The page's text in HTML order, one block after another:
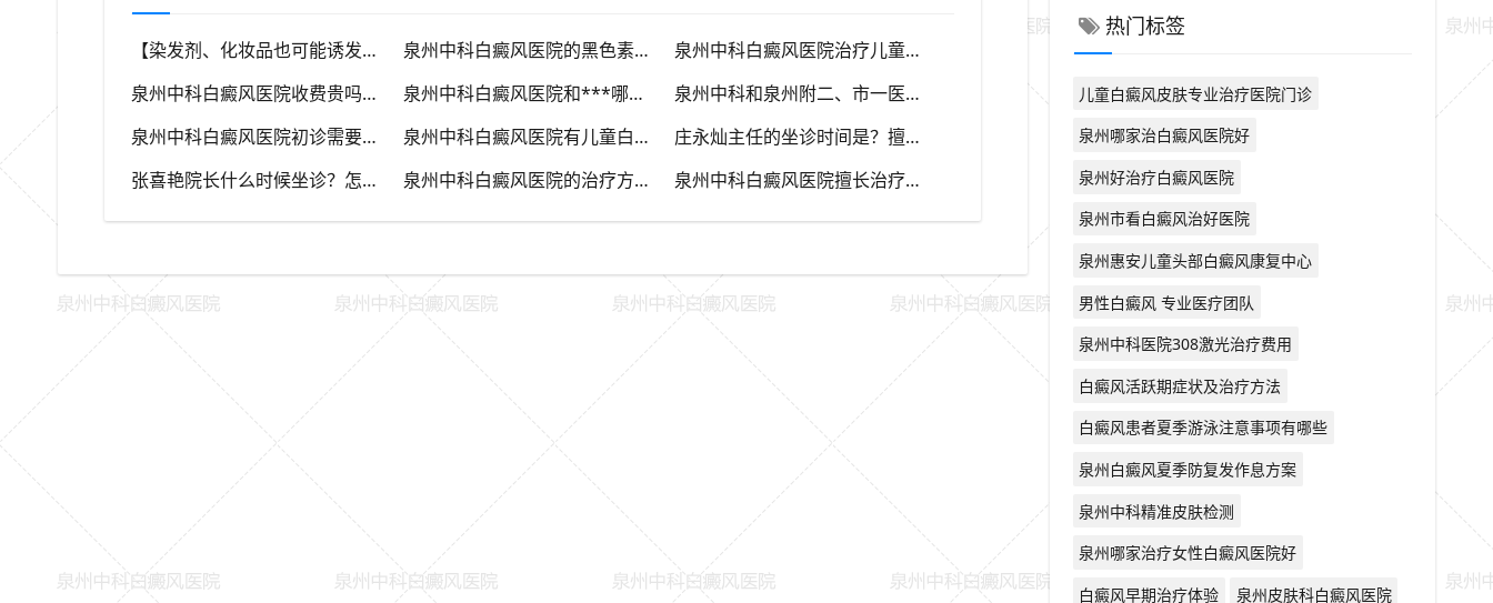
【染发剂、化妆品也可能诱发白癜风】泉州中科提醒关注化学物质风险 泉州中科白癜风医院的黑色素移植技术怎么样？
泉州中科白癜风医院治疗儿童白癜风靠谱吗？
泉州中科白癜风医院收费贵吗？
泉州中科白癜风医院和***哪个好？
泉州中科和泉州附二、市一医院（公立三甲）怎么选？
泉州中科白癜风医院初诊需要做哪些检查？费用多少？
泉州中科白癜风医院有儿童白癜风门诊吗？
庄永灿主任的坐诊时间是？擅长什么？
张喜艳院长什么时候坐诊？怎么预约？
泉州中科白癜风医院的治疗方法有哪些？ 泉州中科白癜风医院擅长治疗哪些类型的白癜风？
热门标签
儿童白癜风皮肤专业治疗医院门诊
泉州哪家治白癜风医院好
泉州好治疗白癜风医院
泉州市看白癜风治好医院
泉州惠安儿童头部白癜风康复中心
男性白癜风 专业医疗团队
泉州中科医院308激光治疗费用
白癜风活跃期症状及治疗方法
白癜风患者夏季游泳注意事项有哪些
泉州白癜风夏季防复发作息方案
泉州中科精准皮肤检测
泉州哪家治疗女性白癜风医院好
白癜风早期治疗体验
泉州皮肤科白癜风医院